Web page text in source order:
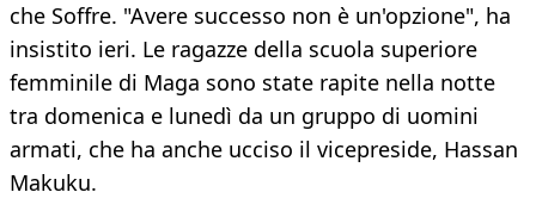
che Soffre. "Avere successo non è un'opzione", ha
insistito ieri. Le ragazze della scuola superiore
femminile di Maga sono state rapite nella notte
tra domenica e lunedì da un gruppo di uomini
armati, che ha anche ucciso il vicepreside, Hassan
Makuku.